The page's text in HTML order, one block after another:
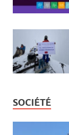
SOCIÉTÉ